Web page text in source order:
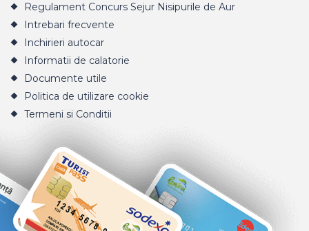
Regulament Concurs Sejur Nisipurile de Aur
Intrebari frecvente
Inchirieri autocar
Informatii de calatorie
Documente utile
Politica de utilizare cookie
Termeni si Conditii